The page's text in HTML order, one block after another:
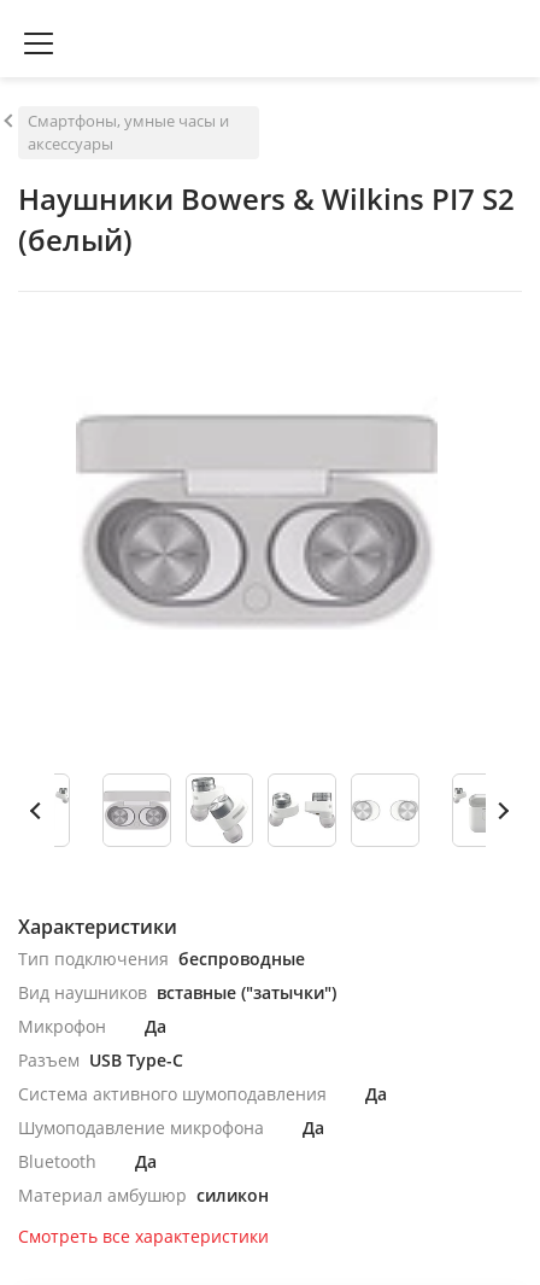
Смартфоны, умные часы и
аксессуары
Наушники Bowers & Wilkins PI7 S2
(белый)
Характеристики
Тип подключения беспроводные
Вид наушников вставные ("затычки")
Микрофон
Да
Разъем USB Type-C
Система активного шумоподавления
Да
Шумоподавление микрофона
Да
Bluetooth
Да
Материал амбушюр силикон
Смотреть все характеристики